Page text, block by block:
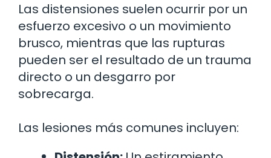
Las distensiones suelen ocurrir por un
esfuerzo excesivo o un movimiento
brusco, mientras que las rupturas
pueden ser el resultado de un trauma
directo o un desgarro por
sobrecarga.
Las lesiones más comunes incluyen: